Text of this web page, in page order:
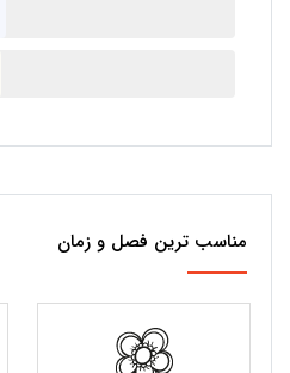
مناسب ترین فصل و زمان